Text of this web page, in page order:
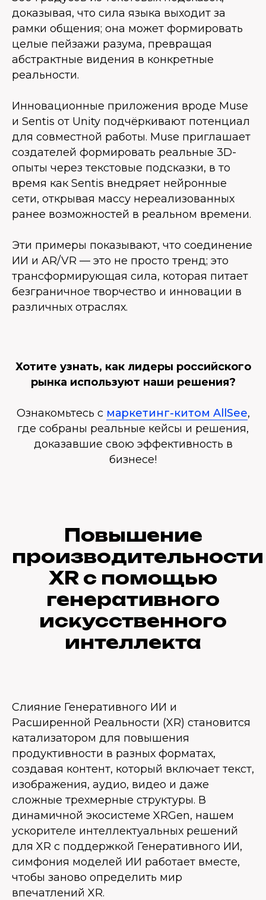
доказывая, что сила языка выходит за
рамки общения; она может формировать
целые пейзажи разума, превращая
абстрактные видения в конкретные
реальности.
Инновационные приложения вроде Muse
и Sentis от Unity подчёркивают потенциал
для совместной работы. Muse приглашает
создателей формировать реальные 3D-
опыты через текстовые подсказки, в то
время как Sentis внедряет нейронные
сети, открывая массу нереализованных
ранее возможностей в реальном времени.
Эти примеры показывают, что соединение
ИИ и AR/VR — это не просто тренд; это
трансформирующая сила, которая питает
безграничное творчество и инновации в
различных отраслях.
Хотите узнать, как лидеры российского
рынка используют наши решения?
Ознакомьтесь с маркетинг-китом AllSee,
где собраны реальные кейсы и решения,
доказавшие свою эффективность в
бизнесе!
Повышение
производительности
XR с помощью
генеративного
искусственного
интеллекта
Слияние Генеративного ИИ и
Расширенной Реальности (XR) становится
катализатором для повышения
продуктивности в разных форматах,
создавая контент, который включает текст,
изображения, аудио, видео и даже
сложные трехмерные структуры. В
динамичной экосистеме XRGen, нашем
ускорителе интеллектуальных решений
для XR с поддержкой Генеративного ИИ,
симфония моделей ИИ работает вместе,
чтобы заново определить мир
впечатлений XR.